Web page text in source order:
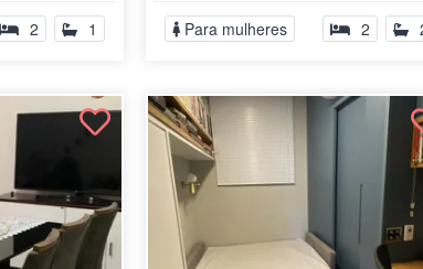
2 1
Prezamos ...
Para mulheres 2